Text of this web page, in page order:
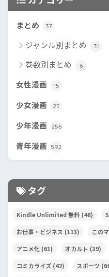
まとめ 37
ジャンル別まとめ 31
巻数別まとめ 6
女性漫画 15
少女漫画 25
少年漫画 256
青年漫画 592
タグ
Kindle Unlimited 無料 (48)
お仕事・ビジネス (113) この
アニメ化 (61) オカルト (39)
コミカライズ (42) スポーツ